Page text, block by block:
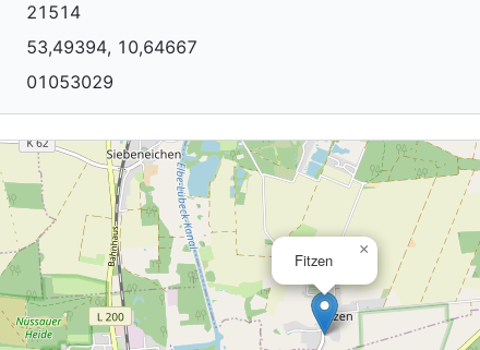
21514
53,49394, 10,64667
01053029
Fitzen
×